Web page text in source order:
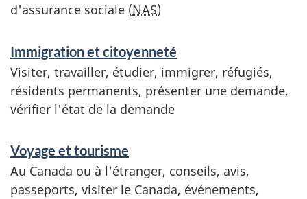
d'assurance sociale (NAS)
Immigration et citoyenneté
Visiter, travailler, étudier, immigrer, réfugiés,
résidents permanents, présenter une demande,
vérifier l'état de la demande
Voyage et tourisme
Au Canada ou à l'étranger, conseils, avis,
passeports, visiter le Canada, événements,